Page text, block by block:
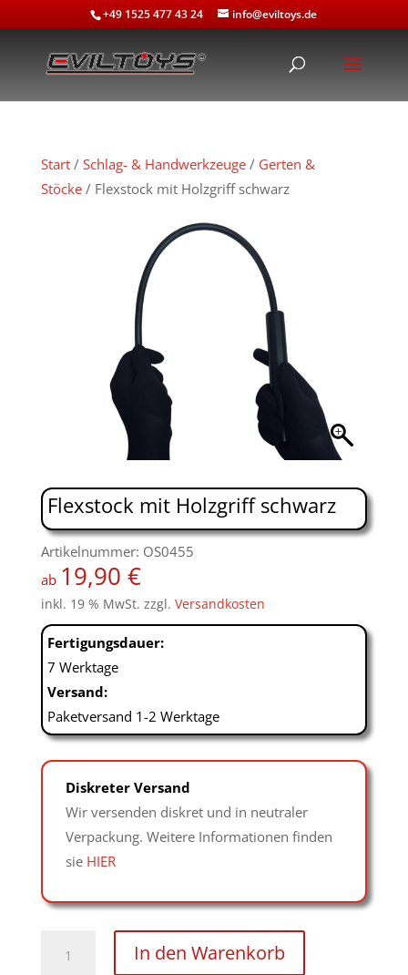
+49 1525 477 43 24 info@eviltoys.de
Start/ Schlag- & Handwerkzeuge/ Gerten &
Stöcke/ Flexstock mit Holzgriff schwarz
Flexstock mit Holzgriff schwarz
Artikelnummer: OS0455
ab 19,90 €
inkl. 19 % MwSt. zzgl. Versandkosten
Fertigungsdauer:
7 Werktage
Versand:
Paketversand 1-2 Werktage
Diskreter Versand
Wir versenden diskret und in neutraler
Verpackung. Weitere Informationen finden
sie HIER
In den Warenkorb